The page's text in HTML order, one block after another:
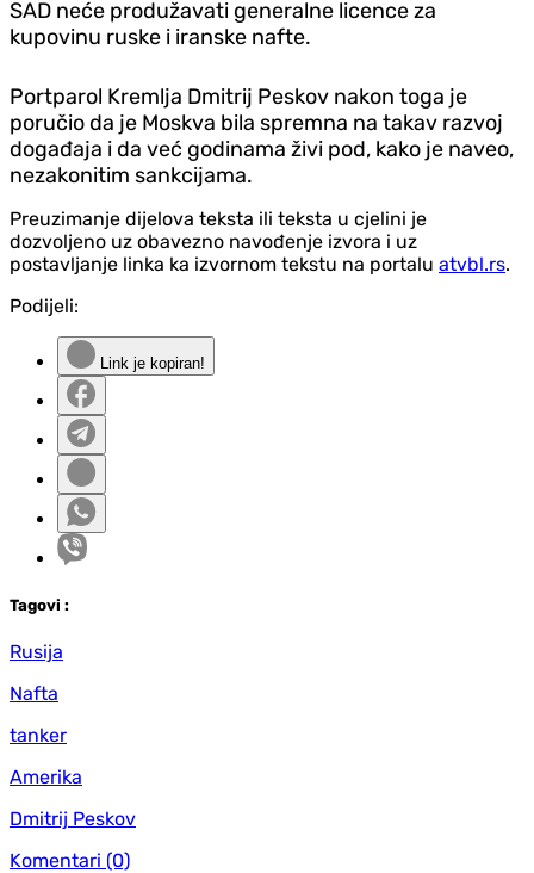
SAD neće produžavati generalne licence za
kupovinu ruske i iranske nafte.
Portparol Kremlja Dmitrij Peskov nakon toga je
poručio da je Moskva bila spremna na takav razvoj
događaja i da već godinama živi pod, kako je naveo,
nezakonitim sankcijama.
Preuzimanje dijelova teksta ili teksta u cjelini je
dozvoljeno uz obavezno navođenje izvora i uz
postavljanje linka ka izvornom tekstu na portalu atvbl.rs.
Podijeli:
Link je kopiran!
Tagovi :
Rusija
Nafta
tanker
Amerika
Dmitrij Peskov
Komentari (0)